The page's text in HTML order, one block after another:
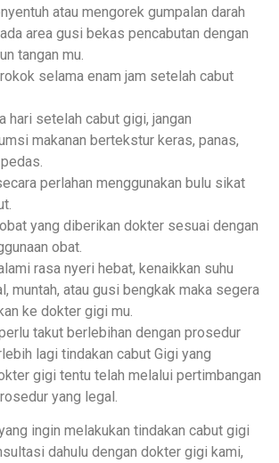
atau mengorek gumpalan darah
area gusi bekas pencabutan dengan
tangan mu.
selama enam jam setelah cabut
hari setelah cabut gigi, jangan
makanan bertekstur keras, panas,
perlahan menggunakan bulu sikat
yang diberikan dokter sesuai dengan
obat.
rasa nyeri hebat, kenaikkan suhu
muntah, atau gusi bengkak maka segera
ke dokter gigi mu.
takut berlebihan dengan prosedur
lagi tindakan cabut Gigi yang
gigi tentu telah melalui pertimbangan
yang legal.
ingin melakukan tindakan cabut gigi
dahulu dengan dokter gigi kami,